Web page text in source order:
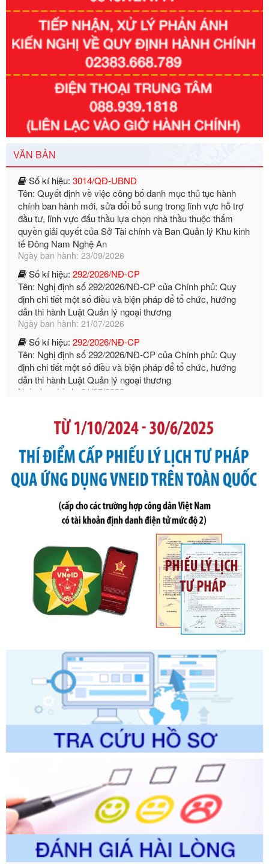
VĂN BẢN
Số kí hiệu:351/2025/NĐ-CP
Tên: Nghị định số 351/2025/NĐ-CP của Chính phủ: Quy
định chuẩn nghèo đa chiều quốc gia giai đoạn 2026 - 2030
Ngày ban hành: 29/12/2026
Tên: Quyết định về việc công bố danh mục thủ tục hành
chính ban hành mới, sửa đổi bổ sung trong lĩnh vực hỗ trợ
đầu tư, lĩnh vực đấu thầu lựa chọn nhà thầu thuộc thẩm
quyền giải quyết của Sở Tài chính và Ban Quản lý Khu kinh
tế Đông Nam Nghệ An
Ngày ban hành: 23/09/2026
Số kí hiệu:292/2026/NĐ-CP
Tên: Nghị định số 292/2026/NĐ-CP của Chính phủ: Quy
định chi tiết một số điều và biện pháp để tổ chức, hướng
dẫn thi hành Luật Quản lý ngoại thương
Ngày ban hành: 21/07/2026
Số kí hiệu:292/2026/NĐ-CP
Tên: Nghị định số 292/2026/NĐ-CP của Chính phủ: Quy
định chi tiết một số điều và biện pháp để tổ chức, hướng
dẫn thi hành Luật Quản lý ngoại thương
Ngày ban hành: 21/07/2026
Số kí hiệu:105/2026/TT-BTC
Tên: Thông tư số 105/2026/TT-BTC của Bộ Tài chính: Bãi
phạt vi phạm hành chính trong lĩnh vực kho bạc nhà nước
Ngày ban hành: 21/07/2026
Số kí hiệu:291/2026/NĐ-CP
Tên: Nghị định số 291/2026/NĐ-CP của Chính phủ: Sửa
đổi, bổ sung một số điều của Nghị định số 125/2020/NĐ-СР
ngày 19 tháng 10 năm 2020 của Chính phủ quy định xử
phạt vi phạm hành chính về thuế, hóa đơn được sửa đổi, bổ
sung bởi Nghị định số 102/2021/NĐ-CP
Ngày ban hành: 20/07/2026
Số kí hiệu:2303/QĐ-UBND
Tên: Quyết định công bố Danh mục thủ tục hành chính mới
ban hành, được sửa đổi, bổ sung, bị bãi bỏ và phê duyệt
Quy trình nội bộ, quy trình điện tử giải quyết thủ tục hành
chính trong một số lĩnh vực thuộc phạm vi chức năng quản
lý của Sở Văn hóa, Thể tha
Tên: Quyết định công bố Danh mục thủ tục hành chính
được sửa đổi, bổ sung và phê duyệt Quy trình nội bộ, quy
trình điện tử giải quyết thủ tục hành chính trong lĩnh vực Du
lịch thuộc phạm vi chức năng quản lý của Sở Văn hóa, Thể
thao và Du lịch
Ngày ban hành: 01/06/2026
Số kí hiệu:2310/QĐ-UBND
Tên: Về việc công bố Danh mục thủ tục hành chính sửa
trong giải quyết thủtục hành chính lĩnh vực biến đổi khí hậu
thuộc phạm vi giải quyết của Sở Nông nghiệp và Môi
trường
Ngày ban hành: 01/06/2026
Số kí hiệu:
2300/QĐ-UBND
Tên: V/v công bố danh mục thủ tục hành chính được sửa
đổi, bổ sung và phê duyệt quy trình nội bộ, quy trình điện tử